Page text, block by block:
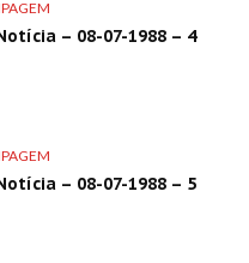
– 08-07-1988 – 4
– 08-07-1988 – 5